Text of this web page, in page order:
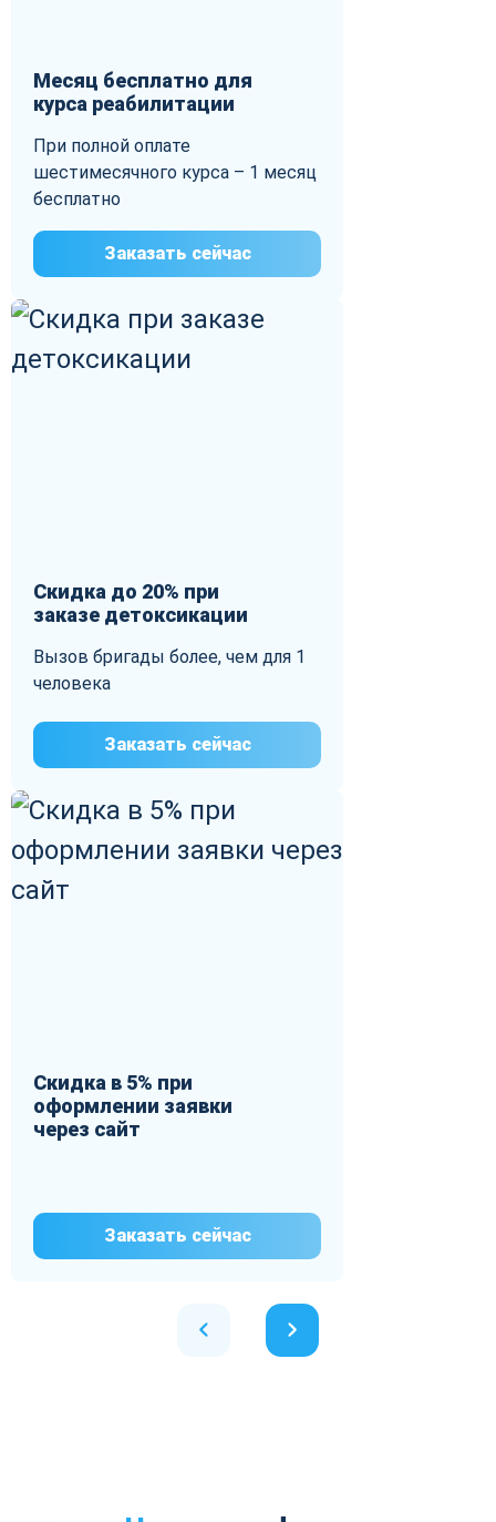
Месяц бесплатно для
курса реабилитации
При полной оплате
шестимесячного курса – 1 месяц
бесплатно
Заказать сейчас
Скидка до 20% при
заказе детоксикации
Вызов бригады более, чем для 1
человека
Заказать сейчас
Скидка в 5% при
оформлении заявки
через сайт
Заказать сейчас